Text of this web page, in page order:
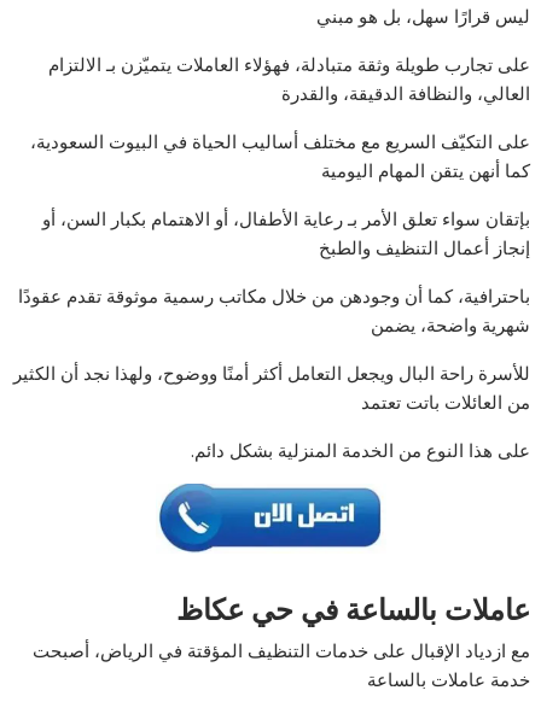
ليس قرارًا سهل، بل هو مبني
على تجارب طويلة وثقة متبادلة، فهؤلاء العاملات يتميّزن بـ الالتزام
العالي، والنظافة الدقيقة، والقدرة
على التكيّف السريع مع مختلف أساليب الحياة في البيوت السعودية،
كما أنهن يتقن المهام اليومية
بإتقان سواء تعلق الأمر بـ رعاية الأطفال، أو الاهتمام بكبار السن، أو
إنجاز أعمال التنظيف والطبخ
باحترافية، كما أن وجودهن من خلال مكاتب رسمية موثوقة تقدم عقودًا
شهرية واضحة، يضمن
للأسرة راحة البال ويجعل التعامل أكثر أمنًا ووضوح، ولهذا نجد أن الكثير
من العائلات باتت تعتمد
على هذا النوع من الخدمة المنزلية بشكل دائم.
عاملات بالساعة في حي عكاظ
مع ازدياد الإقبال على خدمات التنظيف المؤقتة في الرياض، أصبحت
خدمة عاملات بالساعة